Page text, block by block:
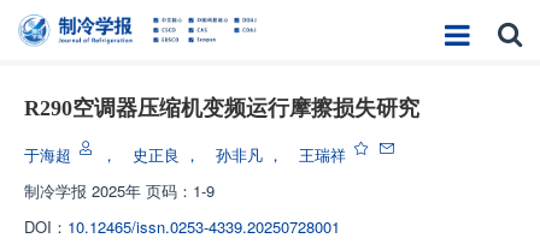
R290空调器压缩机变频运行摩擦损失研究
于海超 ， 史正良 ， 孙非凡 ，
王瑞祥
制冷学报 2025年 页码：1-9
DOI： 10.12465/issn.0253-4339.20250728001